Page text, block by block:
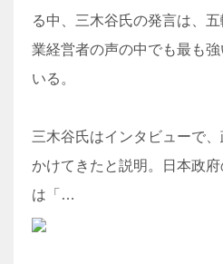
る中、三木谷氏の発言は、
業経営者の声の中でも最も
いる。
三木谷氏はインタビューで
かけてきたと説明。日本政
は「…